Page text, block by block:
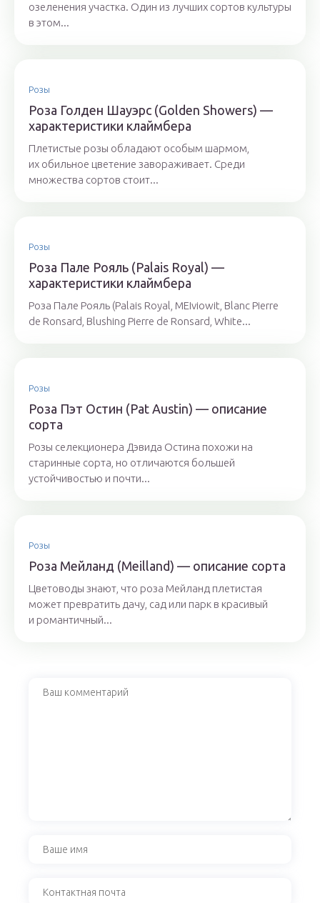
озеленения участка. Один из лучших сортов культуры
в этом...
Розы
Роза Голден Шауэрс (Golden Showers) —
характеристики клаймбера
Плетистые розы обладают особым шармом,
их обильное цветение завораживает. Среди
множества сортов стоит...
Розы
Роза Пале Рояль (Palais Royal) —
характеристики клаймбера
Роза Пале Рояль (Palais Royal, MEIviowit, Blanc Pierre
de Ronsard, Blushing Pierre de Ronsard, White...
Розы
Роза Пэт Остин (Pat Austin) — описание
сорта
Розы селекционера Дэвида Остина похожи на
старинные сорта, но отличаются большей
устойчивостью и почти...
Розы
Роза Мейланд (Meilland) — описание сорта
Цветоводы знают, что роза Мейланд плетистая
может превратить дачу, сад или парк в красивый
и романтичный...